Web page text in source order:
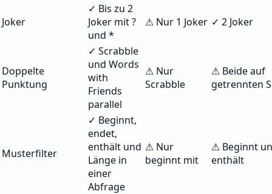
Joker
✓ Bis zu 2
Joker mit ?
und *
⚠ Nur 1 Joker ✓ 2 Joker
Doppelte
Punktung
✓ Scrabble
und Words
with
Friends
parallel
⚠ Nur
Scrabble
⚠ Beide auf
getrennten
Musterfilter
✓ Beginnt,
endet,
enthält und
Länge in
einer
Abfrage
⚠ Nur
beginnt mit
⚠ Beginnt
enthält